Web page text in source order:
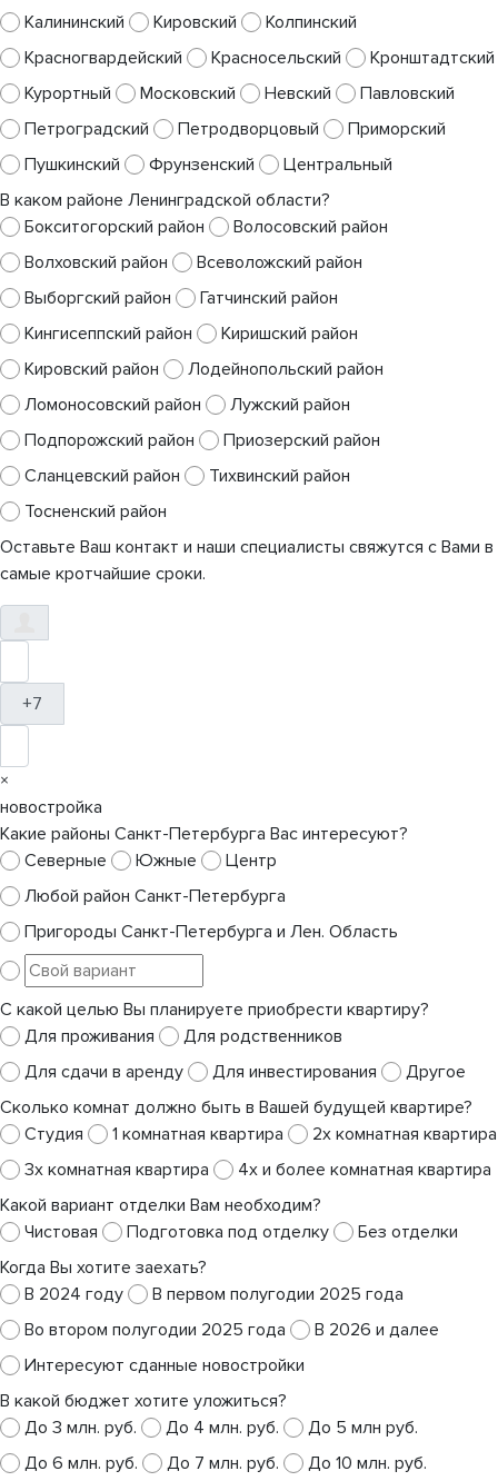
Калининский
Кировский
Колпинский
Красногвардейский
Красносельский
Кронштадтский
Курортный
Московский Невский
Павловский
Петроградский
Петродворцовый
Приморский
Пушкинский
Фрунзенский
Центральный
В каком районе Ленинградской области?
Бокситогорский район
Волосовский район
Волховский район
Всеволожский район
Выборгский район
Гатчинский район
Кингисеппский район
Киришский район
Кировский район
Лодейнопольский район
Ломоносовский район
Лужский район
Подпорожский район
Приозерский район
Сланцевский район
Тихвинский район
Тосненский район
Оставьте Ваш контакт и наши специалисты свяжутся с Вами в
самые кротчайшие сроки.
+7
×
новостройка
Какие районы Санкт-Петербурга Вас интересуют?
Северные
Южные
Центр
Любой район Санкт-Петербурга
Пригороды Санкт-Петербурга и Лен. Область
С какой целью Вы планируете приобрести квартиру?
Для проживания
Для родственников
Для сдачи в аренду
Для инвестирования
Другое
Сколько комнат должно быть в Вашей будущей квартире?
Студия
1 комнатная квартира
2х комнатная квартира
3х комнатная квартира
4х и более комнатная квартира
Какой вариант отделки Вам необходим?
Чистовая
Подготовка под отделку
Без отделки
Когда Вы хотите заехать?
В 2024 году
В первом полугодии 2025 года
Во втором полугодии 2025 года
В 2026 и далее
Интересуют сданные новостройки
В какой бюджет хотите уложиться?
До 3 млн. руб.
До 4 млн. руб.
До 5 млн руб.
До 6 млн. руб.
До 7 млн. руб.
До 10 млн. руб.